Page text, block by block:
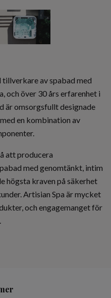
tillverkare av spabad med
och över 30 års erfarenhet i
är omsorgsfullt designade
en kombination av
att producera
med genomtänkt, intim
högsta kraven på säkerhet
Artisian Spa är mycket
och engagemanget för